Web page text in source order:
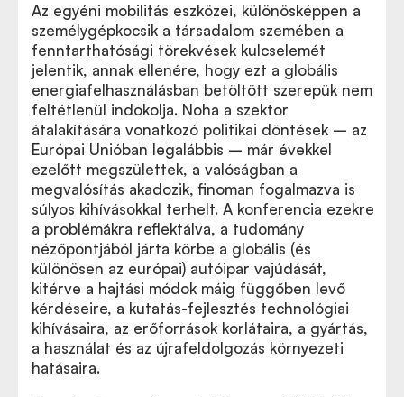
Az egyéni mobilitás eszközei, különösképpen a
személygépkocsik a társadalom szemében a
fenntarthatósági törekvések kulcselemét
jelentik, annak ellenére, hogy ezt a globális
energiafelhasználásban betöltött szerepük nem
feltétlenül indokolja. Noha a szektor
átalakítására vonatkozó politikai döntések – az
Európai Unióban legalábbis – már évekkel
ezelőtt megszülettek, a valóságban a
megvalósítás akadozik, finoman fogalmazva is
súlyos kihívásokkal terhelt. A konferencia ezekre
a problémákra reflektálva, a tudomány
nézőpontjából járta körbe a globális (és
különösen az európai) autóipar vajúdását,
kitérve a hajtási módok máig függőben levő
kérdéseire, a kutatás-fejlesztés technológiai
kihívásaira, az erőforrások korlátaira, a gyártás,
a használat és az újrafeldolgozás környezeti
hatásaira.